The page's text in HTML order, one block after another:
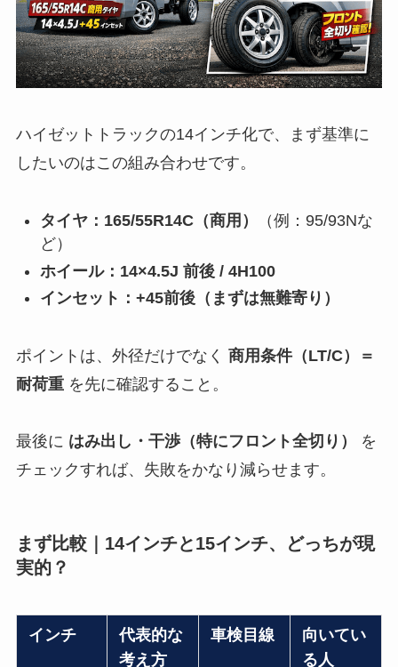
ハイゼットトラックの14インチ化で、まず基準に
したいのはこの組み合わせです。
タイヤ：165/55R14C（商用）
（例：95/93Nな
ど）
ホイール：14×4.5J 前後 / 4H100
インセット：+45前後（まずは無難寄り）
ポイントは、外径だけでなく 商用条件（LT/C）＝
耐荷重を先に確認すること。
最後に はみ出し・干渉（特にフロント全切り）
を
チェックすれば、失敗をかなり減らせます。
まず比較｜14インチと15インチ、どっちが現
実的？
インチ
代表的な
考え方
車検目線
向いてい
る人